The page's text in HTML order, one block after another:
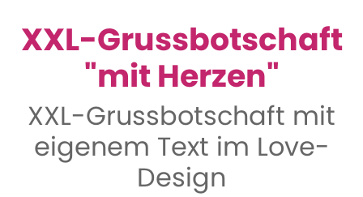
XXL-Grussbotschaft
"mit Herzen"
XXL-Grussbotschaft mit
eigenem Text im Love-
Design